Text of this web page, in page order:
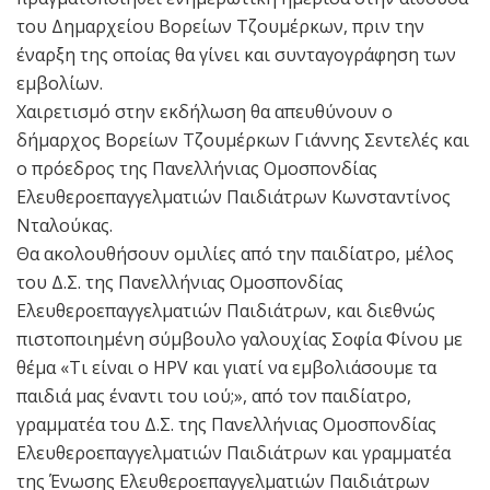
του Δημαρχείου Βορείων Τζουμέρκων, πριν την
έναρξη της οποίας θα γίνει και συνταγογράφηση των
εμβολίων.
Χαιρετισμό στην εκδήλωση θα απευθύνουν ο
δήμαρχος Βορείων Τζουμέρκων Γιάννης Σεντελές και
ο πρόεδρος της Πανελλήνιας Ομοσπονδίας
Ελευθεροεπαγγελματιών Παιδιάτρων Κωνσταντίνος
Νταλούκας.
Θα ακολουθήσουν ομιλίες από την παιδίατρο, μέλος
του Δ.Σ. της Πανελλήνιας Ομοσπονδίας
Ελευθεροεπαγγελματιών Παιδιάτρων, και διεθνώς
πιστοποιημένη σύμβουλο γαλουχίας Σοφία Φίνου με
θέμα «Τι είναι ο HPV και γιατί να εμβολιάσουμε τα
παιδιά μας έναντι του ιού;», από τον παιδίατρο,
γραμματέα του Δ.Σ. της Πανελλήνιας Ομοσπονδίας
Ελευθεροεπαγγελματιών Παιδιάτρων και γραμματέα
της Ένωσης Ελευθεροεπαγγελματιών Παιδιάτρων